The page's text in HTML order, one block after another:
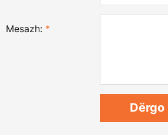
Mesazh: *